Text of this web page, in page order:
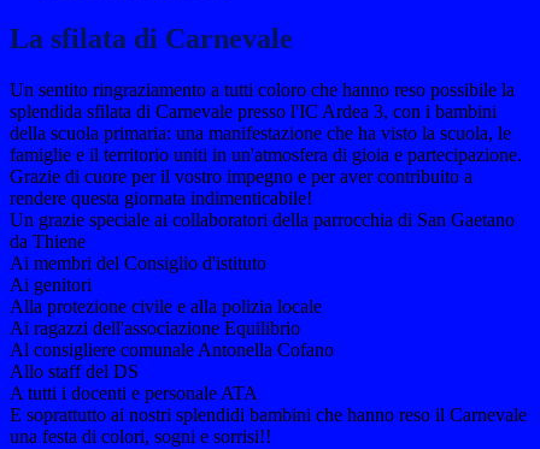
La sfilata di Carnevale
Un sentito ringraziamento a tutti coloro che hanno reso possibile la
splendida sfilata di Carnevale presso l'IC Ardea 3, con i bambini
della scuola primaria: una manifestazione che ha visto la scuola, le
famiglie e il territorio uniti in un'atmosfera di gioia e partecipazione.
Grazie di cuore per il vostro impegno e per aver contribuito a
rendere questa giornata indimenticabile!
Un grazie speciale ai collaboratori della parrocchia di San Gaetano
da Thiene
Ai membri del Consiglio d'istituto
Ai genitori
Alla protezione civile e alla polizia locale
Ai ragazzi dell'associazione Equilibrio
Al consigliere comunale Antonella Cofano
Allo staff del DS
A tutti i docenti e personale ATA
E soprattutto ai nostri splendidi bambini che hanno reso il Carnevale
una festa di colori, sogni e sorrisi!!